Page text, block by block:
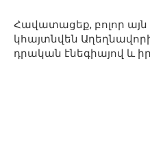
Հավատացեք, բոլոր այն
կհայտնվեն
դրական էնեգիայով և